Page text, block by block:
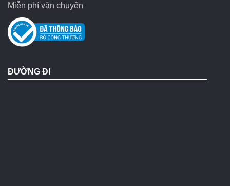
Miễn phí vận chuyển
ĐƯỜNG ĐI